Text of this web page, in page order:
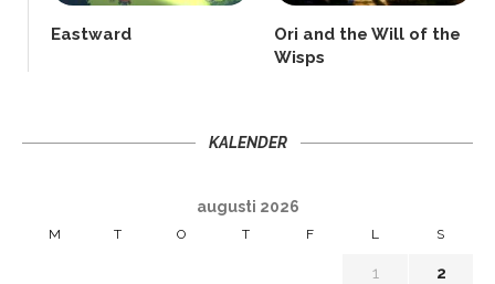
Eastward
Ori and the Will of the
Wisps
KALENDER
augusti 2026
M T O T F L S
1
2